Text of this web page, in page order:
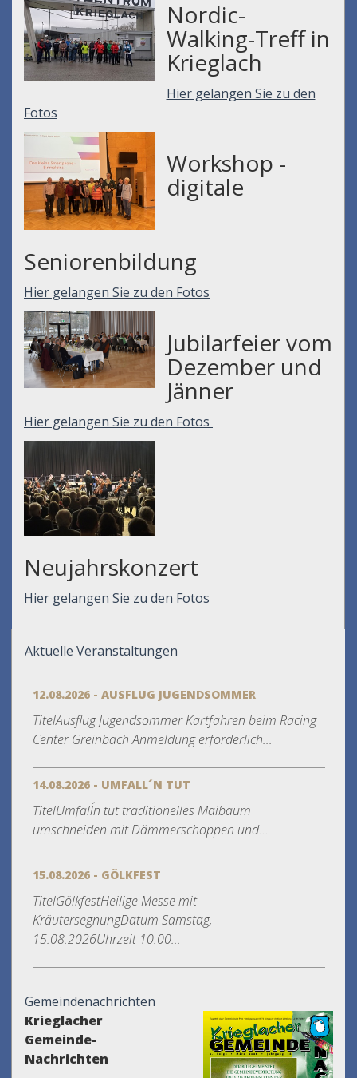
Nordic-
Walking-Treff in
Krieglach
Hier gelangen Sie zu den
Fotos
Workshop -
digitale
Seniorenbildung
Hier gelangen Sie zu den Fotos
Jubilarfeier vom
Dezember und
Jänner
Hier gelangen Sie zu den Fotos
Neujahrskonzert
Hier gelangen Sie zu den Fotos
Aktuelle Veranstaltungen
12.08.2026 - AUSFLUG JUGENDSOMMER
TitelAusflug Jugendsommer Kartfahren beim Racing
Center Greinbach Anmeldung erforderlich...
14.08.2026 - UMFALL´N TUT
TitelUmfall´n tut traditionelles Maibaum
umschneiden mit Dämmerschoppen und...
15.08.2026 - GÖLKFEST
TitelGölkfestHeilige Messe mit
KräutersegnungDatum Samstag,
15.08.2026Uhrzeit 10.00...
Gemeindenachrichten
Krieglacher
Gemeinde-
Nachrichten